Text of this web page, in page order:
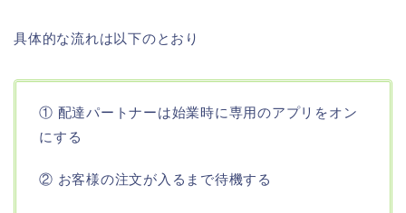
具体的な流れは以下のとおり
① 配達パートナーは始業時に専用のアプリをオン
にする
② お客様の注文が入るまで待機する